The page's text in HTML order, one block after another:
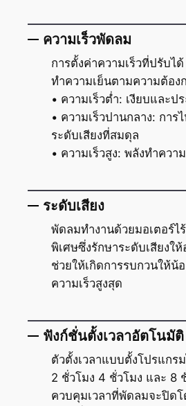
ความเร็วพัดลม
การตั้งค่าความเร็วที่ปรับไ
ทำความเย็นตามความต้อง
• ความเร็วต่ำ: เงียบและป
• ความเร็วปานกลาง: การ
ระดับเสียงที่สมดุล
• ความเร็วสูง: พลังทำควา
ระดับเสียง
พัดลมทำงานด้วยมอเตอร์ไ
พิเศษซึ่งรักษาระดับเสียงใ
ช่วยให้เกิดการรบกวนให้น้
ความเร็วสูงสุด
ฟังก์ชั่นตั้งเวลาอัตโนมัติ
ตัวตั้งเวลาแบบตั้งโปรแกร
2 ชั่วโมง 4 ชั่วโมง และ 8
ควบคุมเวลาที่พัดลมจะปิด